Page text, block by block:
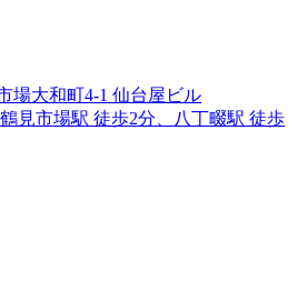
場大和町4-1 仙台屋ビル
見市場駅 徒歩2分、八丁畷駅 徒歩